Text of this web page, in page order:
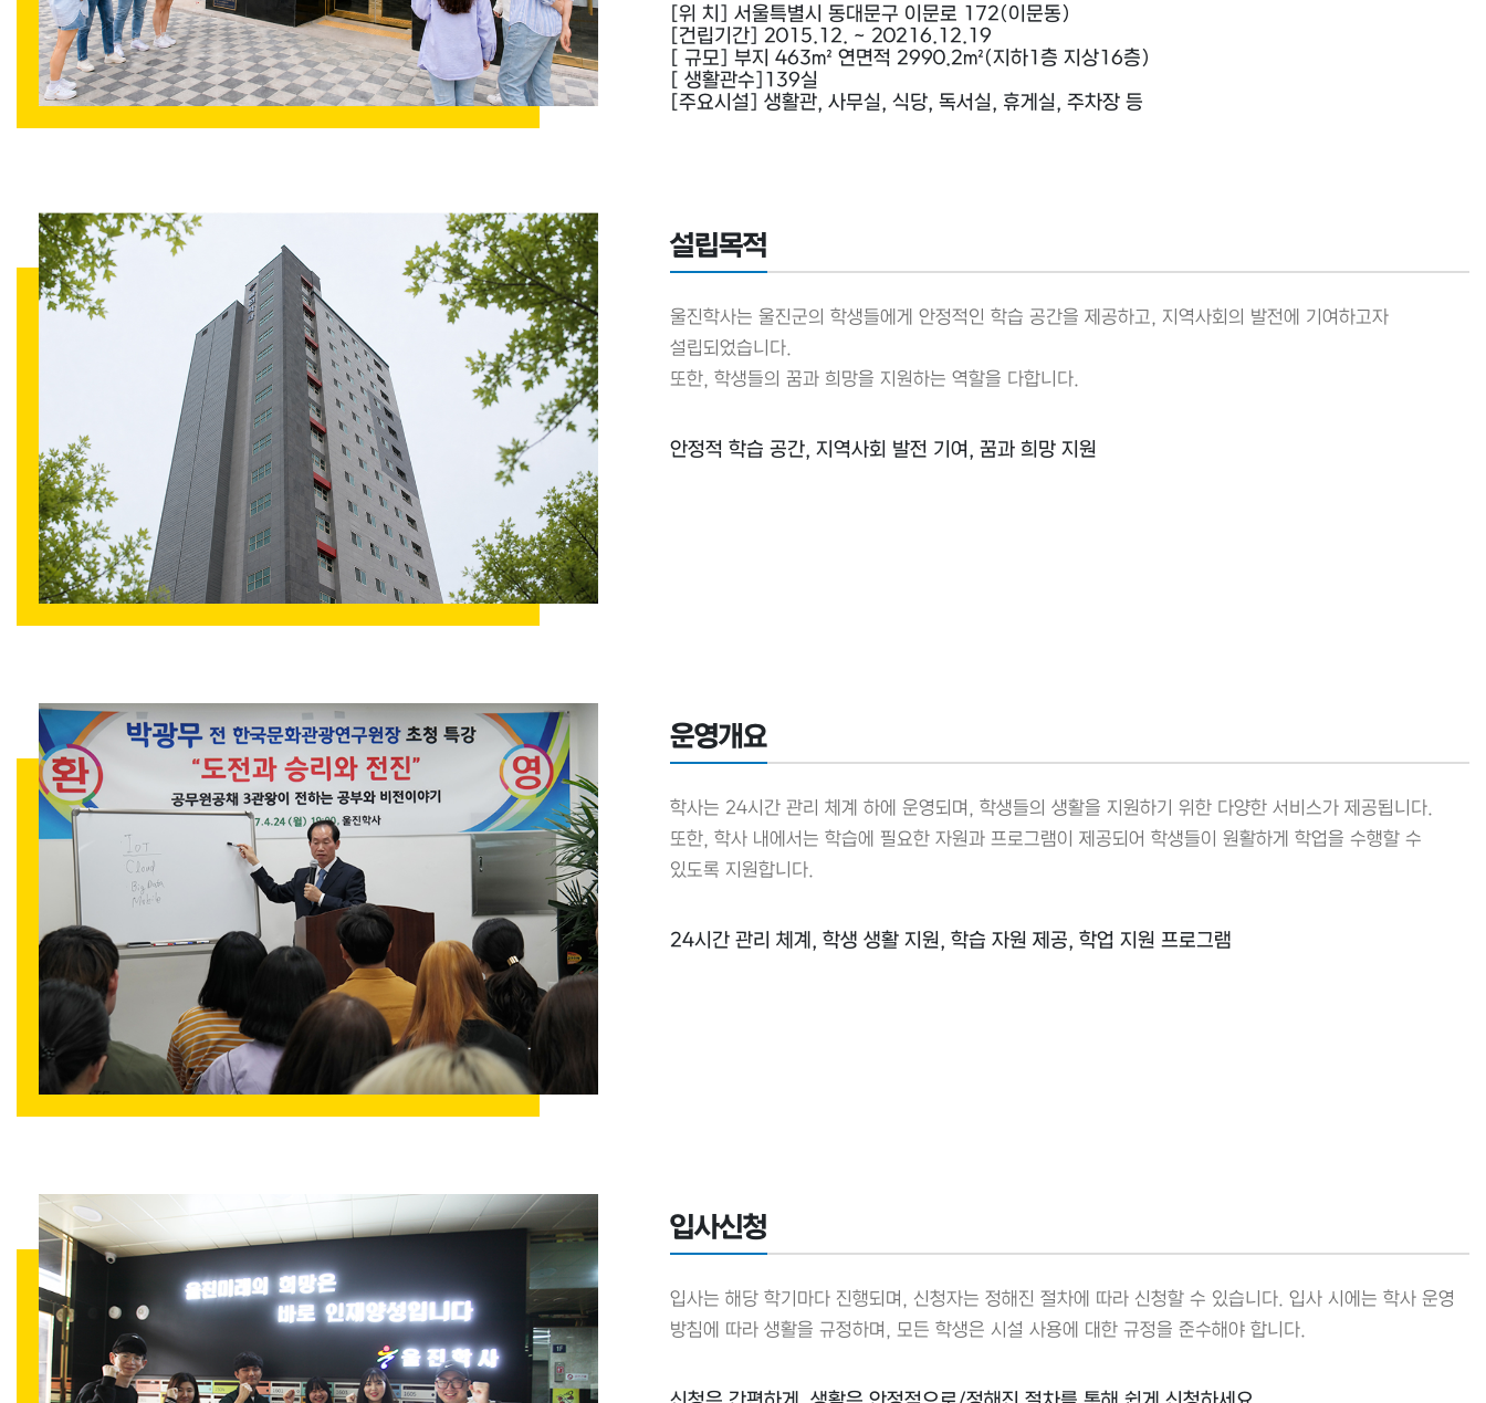
[위 치] 서울특별시 동대문구 이문로 172(이문동)
[건립기간] 2015.12. ~ 20216.12.19
[ 규모] 부지 463㎡ 연면적 2990.2㎡(지하1층 지상16층)
[ 생활관수]139실
[주요시설] 생활관, 사무실, 식당, 독서실, 휴게실, 주차장 등
설립목적
울진학사는 울진군의 학생들에게 안정적인 학습 공간을 제공하고, 지역사회의 발전에 기여하고자
설립되었습니다.
또한, 학생들의 꿈과 희망을 지원하는 역할을 다합니다.
안정적 학습 공간, 지역사회 발전 기여, 꿈과 희망 지원
운영개요
학사는 24시간 관리 체계 하에 운영되며, 학생들의 생활을 지원하기 위한 다양한 서비스가 제공됩니다.
또한, 학사 내에서는 학습에 필요한 자원과 프로그램이 제공되어 학생들이 원활하게 학업을 수행할 수
있도록 지원합니다.
24시간 관리 체계, 학생 생활 지원, 학습 자원 제공, 학업 지원 프로그램
입사신청
입사는 해당 학기마다 진행되며, 신청자는 정해진 절차에 따라 신청할 수 있습니다. 입사 시에는 학사 운영
방침에 따라 생활을 규정하며, 모든 학생은 시설 사용에 대한 규정을 준수해야 합니다.